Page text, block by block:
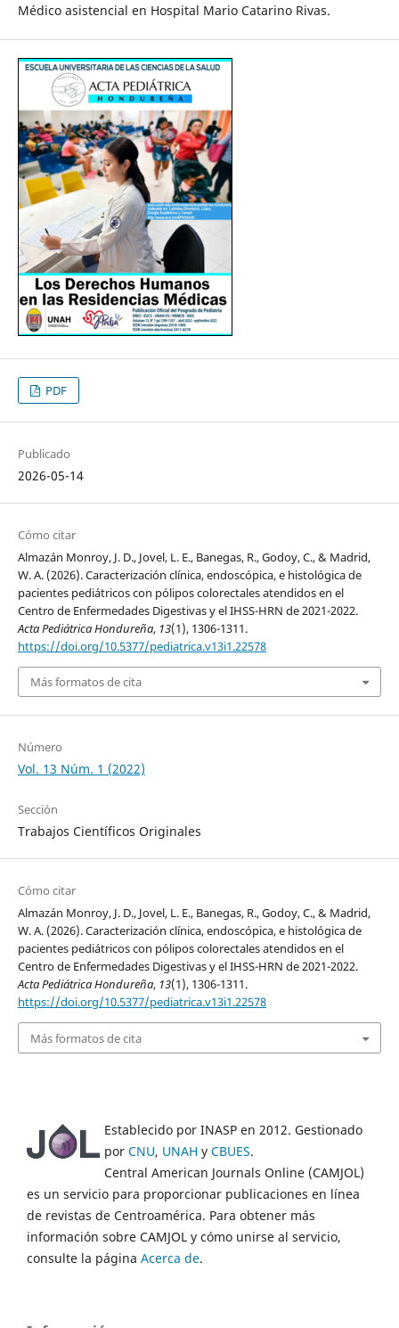
Médico asistencial en Hospital Mario Catarino Rivas.
PDF
Publicado
2026-05-14
Cómo citar
Almazán Monroy, J. D., Jovel, L. E., Banegas, R., Godoy, C., & Madrid,
W. A. (2026). Caracterización clínica, endoscópica, e histológica de
pacientes pediátricos con pólipos colorectales atendidos en el
Centro de Enfermedades Digestivas y el IHSS-HRN de 2021-2022.
Acta Pediátrica Hondureña, 13(1), 1306-1311.
https://doi.org/10.5377/pediatrica.v13i1.22578
Más formatos de cita
Número
Vol. 13 Núm. 1 (2022)
Sección
Trabajos Científicos Originales
Cómo citar
Almazán Monroy, J. D., Jovel, L. E., Banegas, R., Godoy, C., & Madrid,
W. A. (2026). Caracterización clínica, endoscópica, e histológica de
pacientes pediátricos con pólipos colorectales atendidos en el
Centro de Enfermedades Digestivas y el IHSS-HRN de 2021-2022.
Acta Pediátrica Hondureña, 13(1), 1306-1311.
https://doi.org/10.5377/pediatrica.v13i1.22578
Más formatos de cita
Establecido por INASP en 2012. Gestionado
por CNU, UNAH y CBUES.
Central American Journals Online (CAMJOL)
es un servicio para proporcionar publicaciones en línea
de revistas de Centroamérica. Para obtener más
información sobre CAMJOL y cómo unirse al servicio,
consulte la página Acerca de.